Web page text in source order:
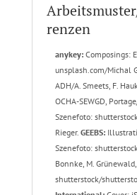
renzen
anykey: Composings:
unsplash.com/Michal
ADH/A. Smeets, F.
OCHA-SEWGD,
Szenefoto:
Rieger. GEEBS:
Szenefoto:
Bonnke, M.
shutterstock/